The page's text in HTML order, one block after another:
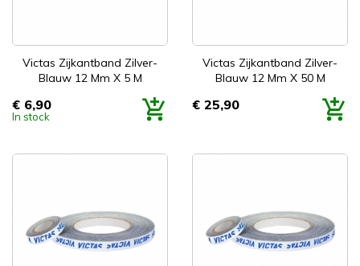
Victas Zijkantband Zilver-
Blauw 12 Mm X 5 M
Prijs
€ 6,90
In stock
Victas Zijkantband Zilver-
Blauw 12 Mm X 50 M
Prijs
€ 25,90